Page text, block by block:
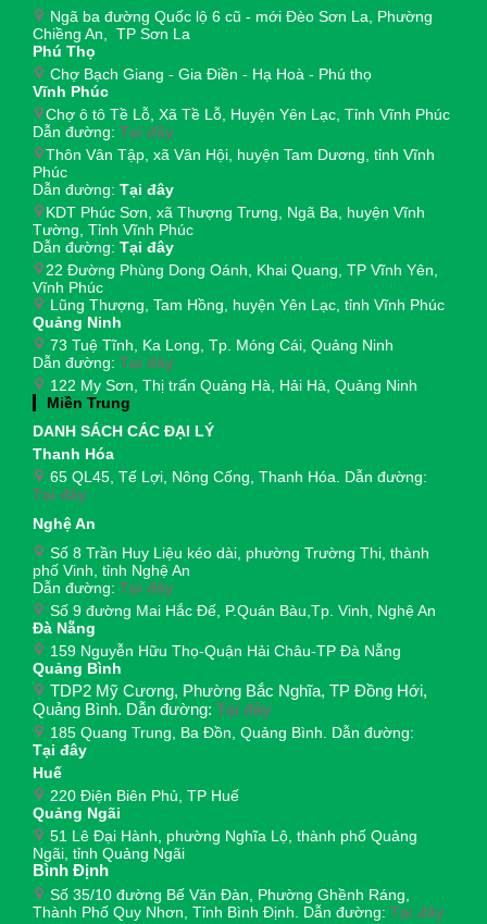
Ngã ba đường Quốc lộ 6 cũ - mới Đèo Sơn La, Phường
Chiềng An, TP Sơn La
Phú Thọ
Chợ Bạch Giang - Gia Điền - Hạ Hoà - Phú thọ
Vĩnh Phúc
Chợ ô tô Tề Lỗ, Xã Tề Lỗ, Huyện Yên Lạc, Tỉnh Vĩnh Phúc
Dẫn đường: Tại đây
Thôn Vân Tập, xã Vân Hội, huyện Tam Dương, tỉnh Vĩnh
Phúc
Dẫn đường: Tại đây
KDT Phúc Sơn, xã Thượng Trưng, Ngã Ba, huyện Vĩnh
Tường, Tỉnh Vĩnh Phúc
Dẫn đường: Tại đây
22 Đường Phùng Dong Oánh, Khai Quang, TP Vĩnh Yên,
Vĩnh Phúc
Lũng Thượng, Tam Hồng, huyện Yên Lạc, tỉnh Vĩnh Phúc
Quảng Ninh
73 Tuệ Tĩnh, Ka Long, Tp. Móng Cái, Quảng Ninh
Dẫn đường: Tại đây
122 My Sơn, Thị trấn Quảng Hà, Hải Hà, Quảng Ninh
Miền Trung
DANH SÁCH CÁC ĐẠI LÝ
Thanh Hóa
65 QL45, Tế Lợi, Nông Cống, Thanh Hóa. Dẫn đường:
Tại đây
Nghệ An
Số 8 Trần Huy Liệu kéo dài, phường Trường Thi, thành
phố Vinh, tỉnh Nghệ An
Dẫn đường: Tại đây
Số 9 đường Mai Hắc Đế, P.Quán Bàu,Tp. Vinh, Nghệ An
Đà Nẵng
159 Nguyễn Hữu Thọ-Quận Hải Châu-TP Đà Nẵng
Quảng Bình
TDP2 Mỹ Cương, Phường Bắc Nghĩa, TP Đồng Hới,
Quảng Bình. Dẫn đường: Tại đây
185 Quang Trung, Ba Đồn, Quảng Bình. Dẫn đường:
Tại đây
Huế
220 Điện Biên Phủ, TP Huế
Quảng Ngãi
51 Lê Đại Hành, phường Nghĩa Lộ, thành phố Quảng
Ngãi, tỉnh Quảng Ngãi
Bình Định
Số 35/10 đường Bế Văn Đàn, Phường Ghềnh Ráng,
Thành Phố Quy Nhơn, Tỉnh Bình Định. Dẫn đường: Tại đây